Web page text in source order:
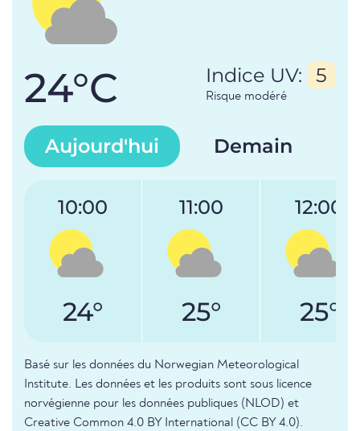
24°C Indice UV: 5
Risque modéré
Aujourd'hui Demain
10:00
24°
11:00
25°
12:00
25°
Basé sur les données du Norwegian Meteorological
Institute. Les données et les produits sont sous licence
norvégienne pour les données publiques (NLOD) et
Creative Common 4.0 BY International (CC BY 4.0).